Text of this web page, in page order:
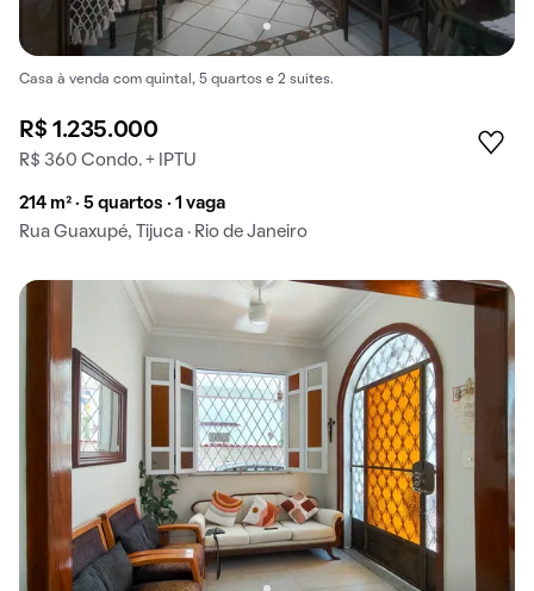
Casa à venda com quintal, 5 quartos e 2 suítes.
R$ 1.235.000
R$ 360 Condo. + IPTU
214 m² · 5 quartos · 1 vaga
Rua Guaxupé, Tijuca · Rio de Janeiro